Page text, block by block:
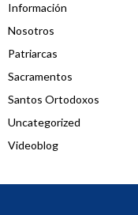
Información
Nosotros
Patriarcas
Sacramentos
Santos Ortodoxos
Uncategorized
Videoblog